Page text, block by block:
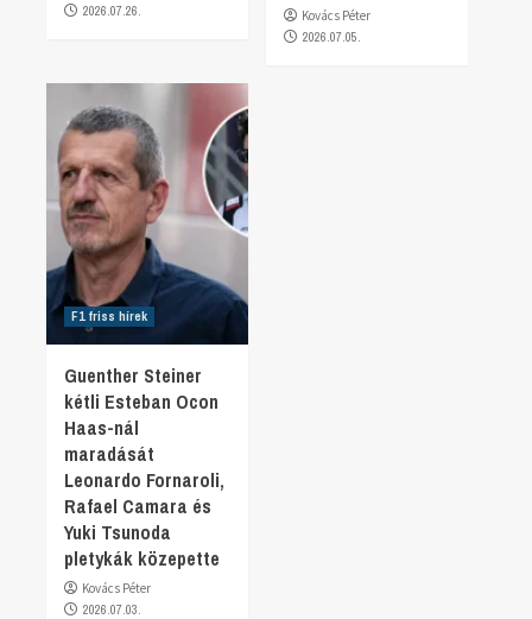
2026.07.26.
Kovács Péter
2026.07.05.
F1 friss hírek
Guenther Steiner
kétli Esteban Ocon
Haas-nál
maradását
Leonardo Fornaroli,
Rafael Camara és
Yuki Tsunoda
pletykák közepette
Kovács Péter
2026.07.03.